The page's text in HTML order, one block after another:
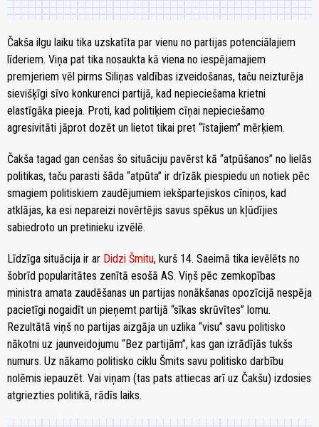
Čakša ilgu laiku tika uzskatīta par vienu no partijas potenciālajiem
līderiem. Viņa pat tika nosaukta kā viena no iespējamajiem
premjeriem vēl pirms Siliņas valdības izveidošanas, taču neizturēja
sievišķīgi sīvo konkurenci partijā, kad nepieciešama krietni
elastīgāka pieeja. Proti, kad politiķiem cīņai nepieciešamo
agresivitāti jāprot dozēt un lietot tikai pret “īstajiem” mērķiem.
Čakša tagad gan cenšas šo situāciju pavērst kā “atpūšanos” no lielās
politikas, taču parasti šāda “atpūta” ir drīzāk piespiedu un notiek pēc
smagiem politiskiem zaudējumiem iekšpartejiskos cīniņos, kad
atklājas, ka esi nepareizi novērtējis savus spēkus un kļūdījies
sabiedroto un pretinieku izvēlē.
Līdzīga situācija ir ar Didzi Šmitu, kurš 14. Saeimā tika ievēlēts no
šobrīd popularitātes zenītā esošā AS. Viņš pēc zemkopības
ministra amata zaudēšanas un partijas nonākšanas opozīcijā nespēja
pacietīgi nogaidīt un pieņemt partijā “sīkas skrūvītes” lomu.
Rezultātā viņš no partijas aizgāja un uzlika “visu” savu politisko
nākotni uz jaunveidojumu “Bez partijām”, kas gan izrādījās tukšs
numurs. Uz nākamo politisko ciklu Šmits savu politisko darbību
nolēmis iepauzēt. Vai viņam (tas pats attiecas arī uz Čakšu) izdosies
atgriezties politikā, rādīs laiks.